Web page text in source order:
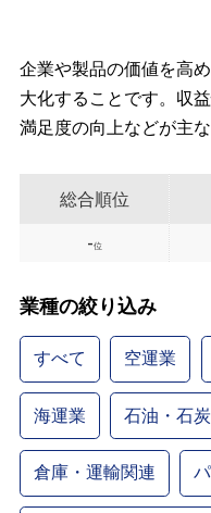
企業や製品の価値を高
大化することです。収
満足度の向上などが主な
総合順位
-位
業種の絞り込み
すべて 空運業
海運業 石油・石
倉庫・運輸関連